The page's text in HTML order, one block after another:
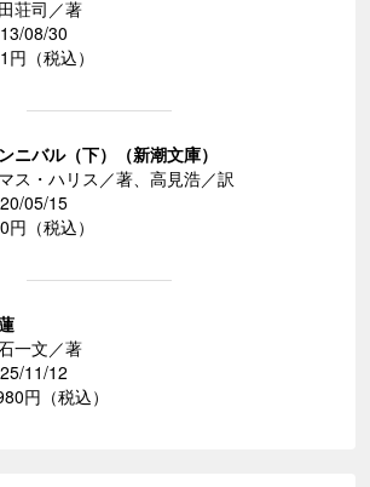
荘司／著
08/30
円（税込）
ニバル（下）（新潮文庫）
ス・ハリス／著、高見浩／訳
05/15
円（税込）
一文／著
11/12
円（税込）